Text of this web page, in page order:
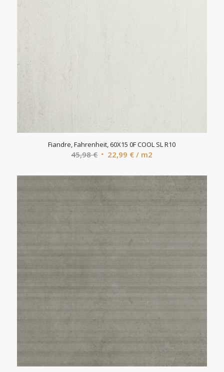
Fiandre, Fahrenheit, 60X15 0F COOL SL R10
45,98€ Algne
oli:
22,99 €Current
is:
22,99 €.
/ m2